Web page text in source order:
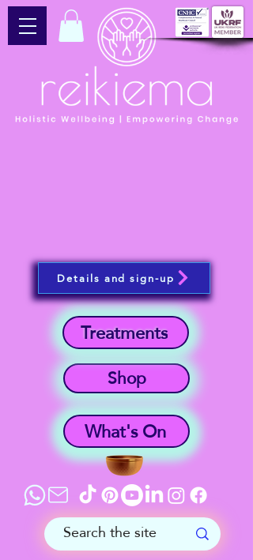
What's On
Shop
Treatments
Details and sign-up